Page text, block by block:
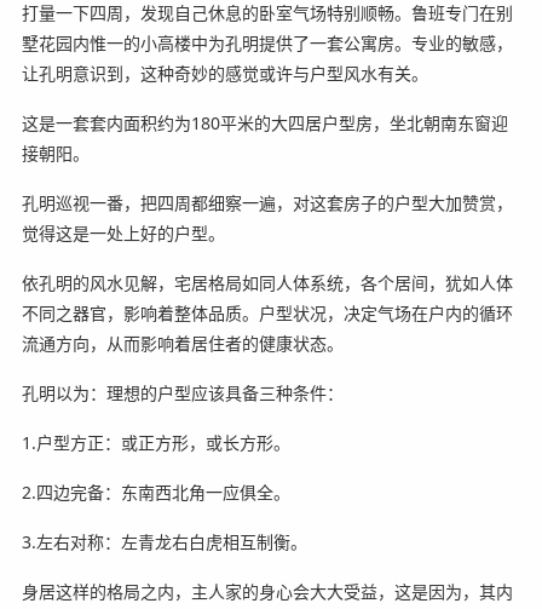
打量一下四周，发现自己休息的卧室气场特别顺畅。鲁班专门在别
墅花园内惟一的小高楼中为孔明提供了一套公寓房。专业的敏感，
让孔明意识到，这种奇妙的感觉或许与户型风水有关。
这是一套套内面积约为180平米的大四居户型房，坐北朝南东窗迎
接朝阳。
孔明巡视一番，把四周都细察一遍，对这套房子的户型大加赞赏，
觉得这是一处上好的户型。
依孔明的风水见解，宅居格局如同人体系统，各个居间，犹如人体
不同之器官，影响着整体品质。户型状况，决定气场在户内的循环
流通方向，从而影响着居住者的健康状态。
孔明以为：理想的户型应该具备三种条件：
1.户型方正：或正方形，或长方形。
2.四边完备：东南西北角一应俱全。
3.左右对称：左青龙右白虎相互制衡。
身居这样的格局之内，主人家的身心会大大受益，这是因为，其内